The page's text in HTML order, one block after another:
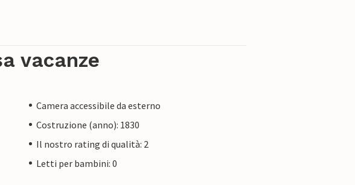
vacanze
Camera accessibile da esterno
Costruzione (anno): 1830
Il nostro rating di qualità: 2
Letti per bambini: 0